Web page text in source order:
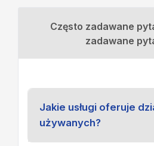
Często zadawane
zadawane
Jakie usługi oferuje
używanych?